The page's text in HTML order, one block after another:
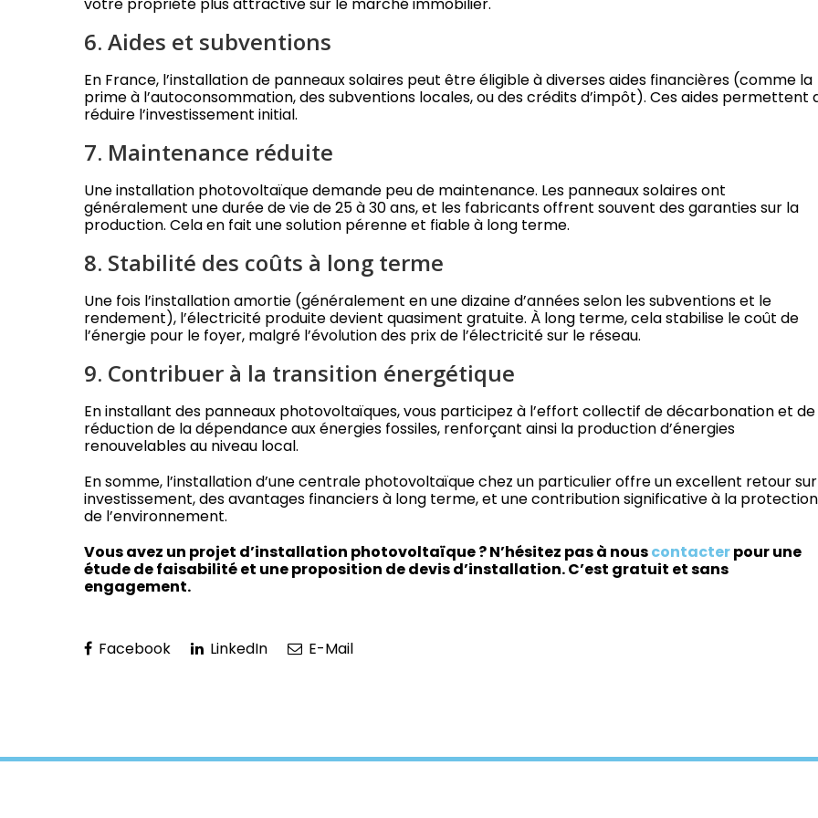
6. Aides et subventions
En France, l’installation de panneaux solaires peut être éligible à diverses aides financières (comme la
prime à l’autoconsommation, des subventions locales, ou des crédits d’impôt). Ces aides permettent
réduire l’investissement initial.
7. Maintenance réduite
Une installation photovoltaïque demande peu de maintenance. Les panneaux solaires ont
généralement une durée de vie de 25 à 30 ans, et les fabricants offrent souvent des garanties sur la
production. Cela en fait une solution pérenne et fiable à long terme.
8. Stabilité des coûts à long terme
Une fois l’installation amortie (généralement en une dizaine d’années selon les subventions et le
rendement), l’électricité produite devient quasiment gratuite. À long terme, cela stabilise le coût de
l’énergie pour le foyer, malgré l’évolution des prix de l’électricité sur le réseau.
9. Contribuer à la transition énergétique
En installant des panneaux photovoltaïques, vous participez à l’effort collectif de décarbonation et de
réduction de la dépendance aux énergies fossiles, renforçant ainsi la production d’énergies
renouvelables au niveau local.
En somme, l’installation d’une centrale photovoltaïque chez un particulier offre un excellent retour sur
investissement, des avantages financiers à long terme, et une contribution significative à la protection
de l’environnement.
Vous avez un projet d’installation photovoltaïque ? N’hésitez pas à nouscontacterpour une
étude de faisabilité et une proposition de devis d’installation. C’est gratuit et sans
engagement.
Facebook LinkedIn E-Mail